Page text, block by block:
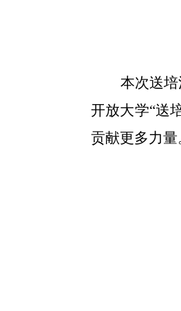
本次送
开放大学“送
贡献更多力量